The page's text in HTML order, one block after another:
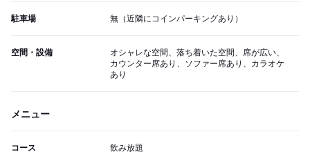
駐車場 無（近隣にコインパーキングあり）
空間・設備
オシャレな空間、落ち着いた空間、席が広い、
カウンター席あり、ソファー席あり、カラオケ
あり
メニュー
コース 飲み放題